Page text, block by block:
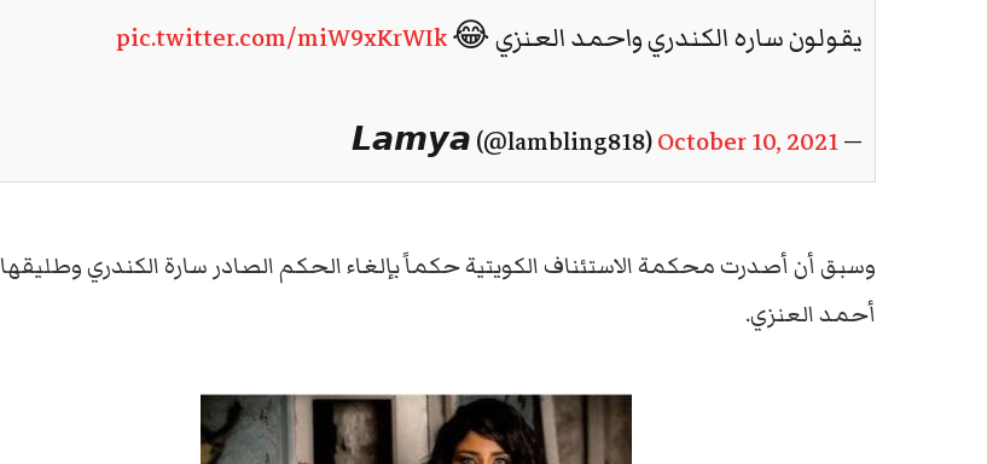
يقولون ساره الكندري واحمد العنزي 😂pic.twitter.com/miW9xKrWIk
— 𝙇𝙖𝙢𝙮𝙖 (@lambling818)
October 10, 2021
وسبق أن أصدرت محكمة الاستئناف الكويتية حكماً بإلغاء الحكم الصادر سارة الكندري وطليقها
أحمد العنزي.